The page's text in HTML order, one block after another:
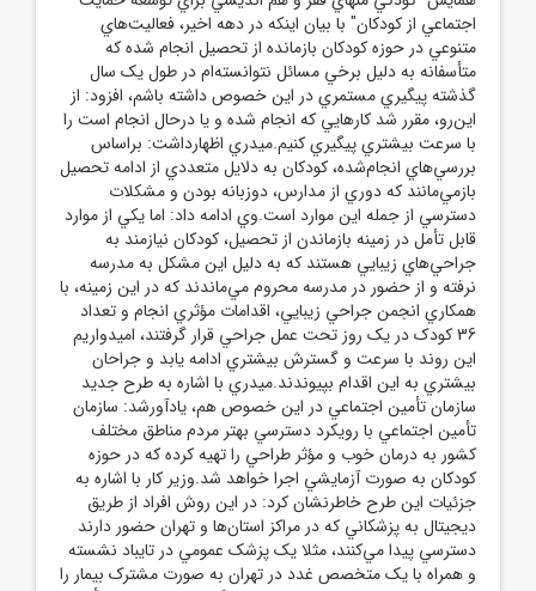
اجتماعي از کودکان" با بيان اينکه در دهه اخير، فعاليت‌هاي
متنوعي در حوزه کودکان بازمانده از تحصيل انجام شده که
متأسفانه به دليل برخي مسائل نتوانسته‌ام در طول يک سال
گذشته پيگيري مستمري در اين خصوص داشته باشم، افزود: از
اين‌رو، مقرر شد کارهايي که انجام شده و يا درحال انجام است را
با سرعت بيشتري پيگيري کنيم.ميدري اظهارداشت: براساس
بررسي‌هاي انجام‌شده، کودکان به دلايل متعددي از ادامه تحصيل
بازمي‌مانند که دوري از مدارس، دوزبانه بودن و مشکلات
دسترسي از جمله اين موارد است.وي ادامه داد: اما يکي از موارد
قابل تأمل در زمينه بازماندن از تحصيل، کودکان نيازمند به
جراحي‌هاي زيبايي هستند که به دليل اين مشکل به مدرسه
نرفته و از حضور در مدرسه محروم مي‌ماندند که در اين زمينه، با
همکاري انجمن جراحي زيبايي، اقدامات مؤثري انجام و تعداد
36 کودک در يک روز تحت عمل جراحي قرار گرفتند، اميدواريم
اين روند با سرعت و گسترش بيشتري ادامه يابد و جراحان
بيشتري به اين اقدام بپيوندند.ميدري با اشاره به طرح جديد
سازمان تأمين اجتماعي در اين خصوص هم، يادآورشد: سازمان
تأمين اجتماعي با رويکرد دسترسي بهتر مردم مناطق مختلف
کشور به درمان خوب و مؤثر طراحي را تهيه کرده که در حوزه
کودکان به صورت آزمايشي اجرا خواهد شد.وزير کار با اشاره به
جزئيات اين طرح خاطرنشان کرد: در اين روش افراد از طريق
ديجيتال به پزشکاني که در مراکز استان‌ها و تهران حضور دارند
دسترسي پيدا مي‌کنند، مثلا يک پزشک عمومي در تايباد نشسته
و همراه با يک متخصص غدد در تهران به صورت مشترک بيمار را